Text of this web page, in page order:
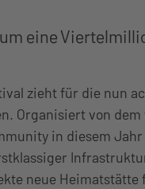
eine
zieht für die nun
Organisiert von
in diesem
neue Heimatstätte